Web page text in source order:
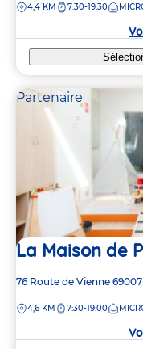
la
DISTANCE
4,4 KM 7:30-19:30
Partenaire
La Maison de
Adresse
la
76 Route de Vienne 69007
DISTANCE
4,6 KM 7:30-19:00